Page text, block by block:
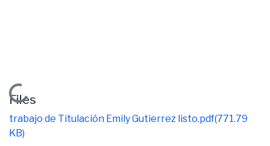
Loading...
Files
trabajo de Titulación Emily Gutierrez listo.pdf(771.79
KB)